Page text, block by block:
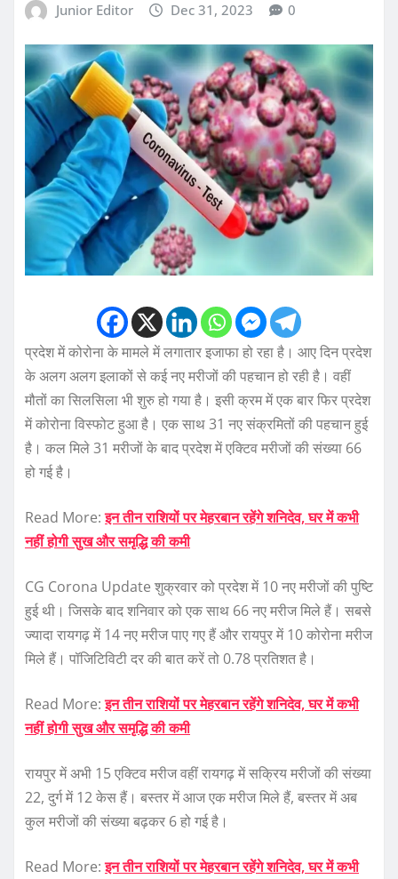
Junior Editor Dec 31, 2023 0
प्रदेश में कोरोना के मामले में लगातार इजाफा हो रहा है। आए दिन प्रदेश
के अलग अलग इलाकों से कई नए मरीजों की पहचान हो रही है। वहीं
मौतों का सिलसिला भी ​शुरु हो गया है। इसी क्रम में एक बार फिर प्रदेश
में कोरोना विस्फोट हुआ है। एक साथ 31 नए संक्रमितों की पहचान हुई
है। कल मिले 31 मरीजों के बाद प्रदेश में एक्टिव मरीजों की संख्या 66
हो गई है।
Read More:इन तीन राशियों पर मेहरबान रहेंगे शनिदेव, घर में कभी
नहीं होगी सुख और समृद्धि की कमी
CG Corona Update शुक्रवार को प्रदेश में 10 नए मरीजों की पुष्टि
हुई थी। जिसके बाद शनिवार को एक साथ 66 नए मरीज मिले हैं। सबसे
ज्यादा रायगढ़ में 14 नए मरीज पाए गए हैं और रायपुर में 10 कोरोना मरीज
मिले हैं। पॉजिटिविटी दर की बात करें तो 0.78 प्रतिशत है।
Read More:इन तीन राशियों पर मेहरबान रहेंगे शनिदेव, घर में कभी
नहीं होगी सुख और समृद्धि की कमी
रायपुर में अभी 15 एक्टिव मरीज वहीं रायगढ़ में सक्रिय मरीजों की संख्या
22, दुर्ग में 12 केस हैं। बस्तर में आज एक मरीज मिले हैं, बस्तर में अब
कुल मरीजों की संख्या बढ़कर 6 हो गई है।
Read More:इन तीन राशियों पर मेहरबान रहेंगे शनिदेव, घर में कभी